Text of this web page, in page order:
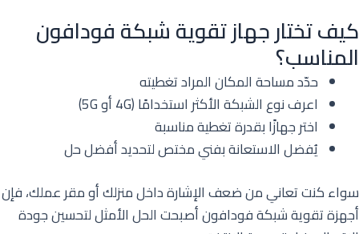
كيف تختار جهاز تقوية شبكة فودافون
المناسب؟
حدّد مساحة المكان المراد تغطيته
اعرف نوع الشبكة الأكثر استخدامًا (4G أو 5G)
اختر جهازًا بقدرة تغطية مناسبة
يُفضل الاستعانة بفني مختص لتحديد أفضل حل
سواء كنت تعاني من ضعف الإشارة داخل منزلك أو مقر عملك، فإن
أجهزة تقوية شبكة فودافون أصبحت الحل الأمثل لتحسين جودة